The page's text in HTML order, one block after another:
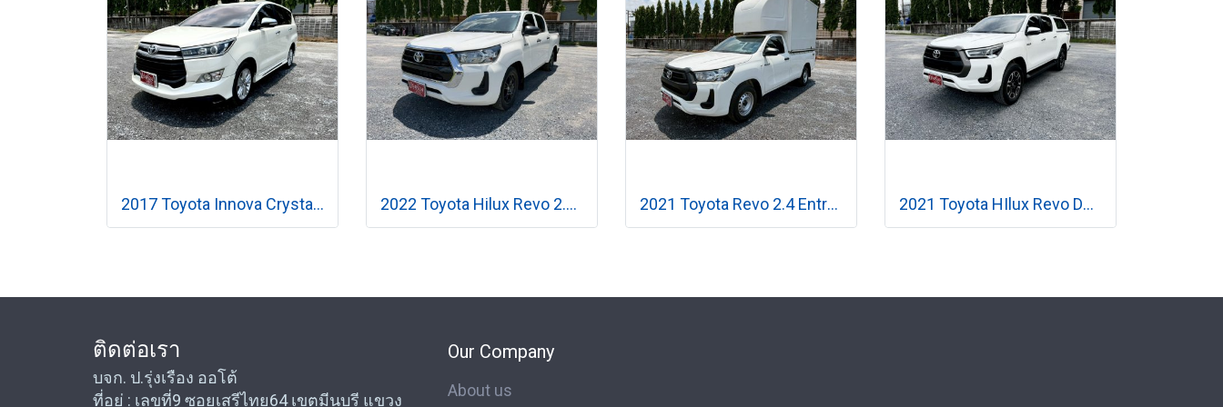
2017 Toyota Innova Crysta 2.8 V เกียร์ออโต้ 2022 Toyota Hilux Revo 2.4 Double Cab Z Edition Entry เกียร์​ออโต้ 2021 Toyota Revo 2.4 Entry Single Cab ตู้แห้ง เกียร์ธรรมดา 2021 Toyota HIlux Revo Double Cab 2.4 Prerunner Mid เกียร์ออโต้
ติดต่อเรา
บจก. ป.รุ่งเรือง ออโต้
ที่อยู่ : เลขที่9 ซอยเสรีไทย64 เขตมีนบุรี แขวง
Our Company
About us